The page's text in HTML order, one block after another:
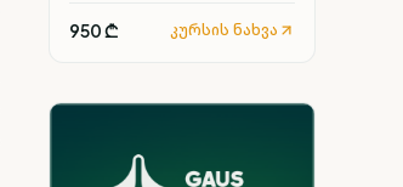
950 ₾ კურსის ნახვა